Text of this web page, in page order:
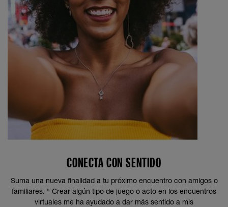
CONECTA CON SENTIDO
Suma una nueva finalidad a tu próximo encuentro con amigos o
familiares. “ Crear algún tipo de juego o acto en los encuentros
virtuales me ha ayudado a dar más sentido a mis